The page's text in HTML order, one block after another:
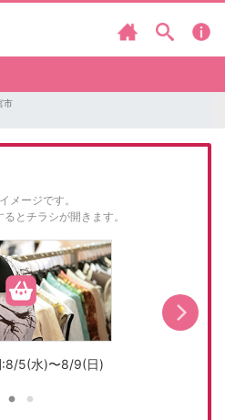
市
メージです。
とチラシが開きます。
:8/5(水)〜8/9(日)